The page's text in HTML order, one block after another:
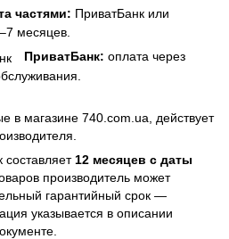
частями: ПриватБанк или
месяцев.
ПриватБанк: оплата через
в магазине 740.com.ua, действует
составляет 12 месяцев с даты
производитель может
гарантийный срок —
указывается в описании